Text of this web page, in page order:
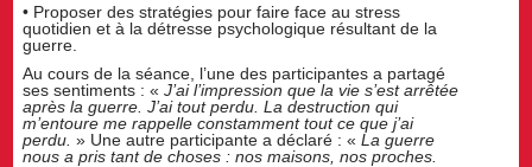
• Proposer des stratégies pour faire face au stress
quotidien et à la détresse psychologique résultant de la
guerre.
Au cours de la séance, l’une des participantes a partagé
ses sentiments : «J’ai l’impression que la vie s’est arrêtée
après la guerre. J’ai tout perdu. La destruction qui
m’entoure me rappelle constamment tout ce que j’ai
perdu. » Une autre participante a déclaré : «La guerre
nous a pris tant de choses : nos maisons, nos proches.